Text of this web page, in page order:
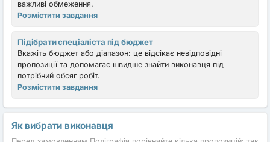
важливі обмеження.
Розмістити завдання
Підібрати спеціаліста під бюджет
Вкажіть бюджет або діапазон: це відсікає невідповідні
пропозиції та допомагає швидше знайти виконавця під
потрібний обсяг робіт.
Розмістити завдання
Як вибрати виконавця